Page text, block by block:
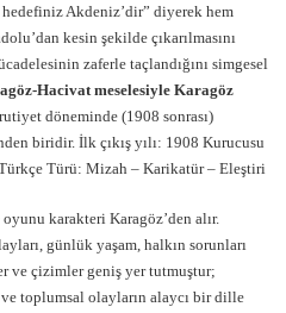
Akdeniz’dir” diyerek hem
kesin şekilde çıkarılmasını
zaferle taçlandığını simgesel
Hacivat meselesiyle Karagöz
döneminde (1908 sonrası)
biridir. İlk çıkış yılı: 1908 Kurucusu
Türü: Mizah – Karikatür – Eleştiri
karakteri Karagöz’den alır.
günlük yaşam, halkın sorunları
çizimler geniş yer tutmuştur;
toplumsal olayların alaycı bir dille